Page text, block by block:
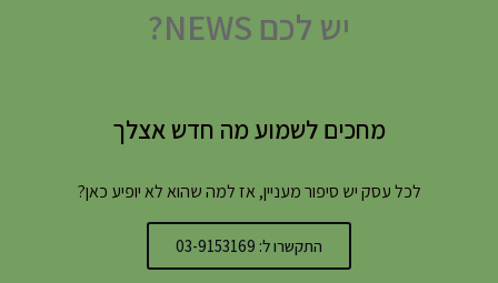
יש לכם NEWS?
מחכים לשמוע מה חדש אצלך
לכל עסק יש סיפור מעניין, אז למה שהוא לא יופיע כאן?
התקשרו ל: 03-9153169